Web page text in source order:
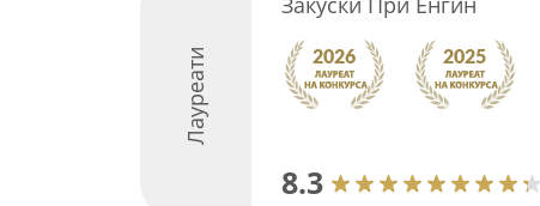
Лауреати
8.3